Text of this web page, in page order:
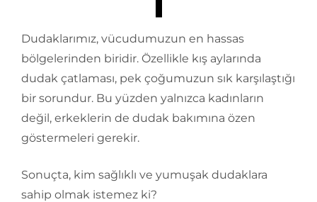
Dudaklarımız, vücudumuzun en hassas
bölgelerinden biridir. Özellikle kış aylarında
dudak çatlaması, pek çoğumuzun sık karşılaştığı
bir sorundur. Bu yüzden yalnızca kadınların
değil, erkeklerin de dudak bakımına özen
göstermeleri gerekir.
Sonuçta, kim sağlıklı ve yumuşak dudaklara
sahip olmak istemez ki?